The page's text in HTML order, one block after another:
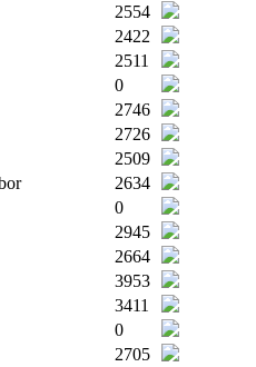
2554
2422
2511
0
2746
2726
2509
2634
0
2945
2664
3953
3411
0
2705